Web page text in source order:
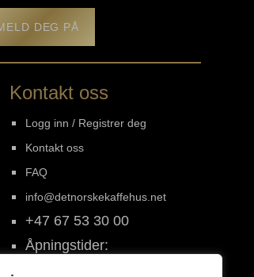
DEG PÅ
Kontakt oss
Logg inn / Registrer deg
Kontakt oss
FAQ
info@detnorskekaffehus.net
+47 67 53 30 00
Åpningstider: